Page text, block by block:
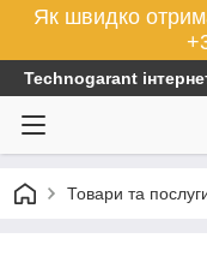
Як швидко
Technogarant
Товари та